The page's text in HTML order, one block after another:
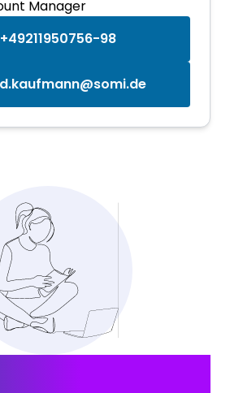
Manager
+49211950756-98